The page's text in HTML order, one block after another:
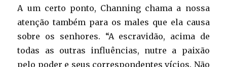
A um certo ponto, Channing chama a nossa
atenção também para os males que ela causa
sobre os senhores. “A escravidão, acima de
todas as outras influências, nutre a paixão
pelo poder e seus correspondentes vícios. Não